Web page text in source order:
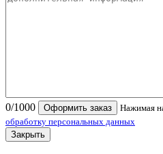
0/1000 Оформить заказ
Нажимая
обработку персональных данных
Закрыть